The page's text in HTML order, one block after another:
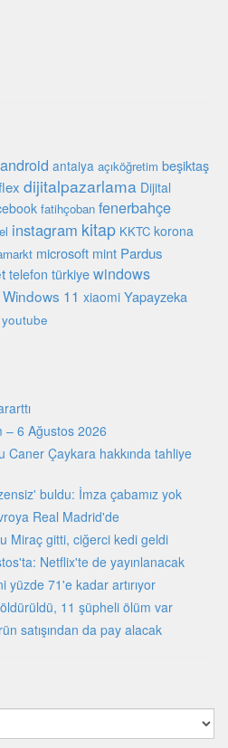
android antalya açıköğretim beşiktaş
dijitalpazarlama Dijital
fatihçoban fenerbahçe
instagram kitap KKTC korona
microsoft mint Pardus
telefon türkiyewindows
Windows 11 xiaomi Yapayzeka
youtube
– 6 Ağustos 2026
Caner Çaykara hakkında tahliye
buldu: İmza çabamız yok
Real Madrid'de
Miraç gitti, ciğerci kedi geldi
Netflix'te de yayınlanacak
yüzde 71'e kadar artırıyor
11 şüpheli ölüm var
satışından da pay alacak